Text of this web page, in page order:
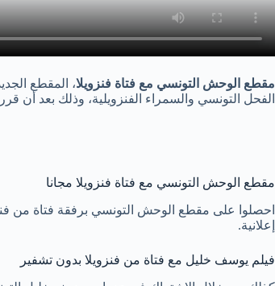
مقطع الوحش التونسي مع فتاة فنزويلا
الفحل التونسي والسمراء الفنزويلية، وذلك بعد أن
مقطع الوحش التونسي مع فتاة فنزويلا مجانا
احصلوا على مقطع الوحش التونسي برفقة فتاة من
إعلانية.
فيلم يوسف خليل مع فتاة من فنزويلا بدون تشفير